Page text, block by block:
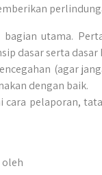
utama.
dasar serta dasar
(agar
dengan baik.
pelaporan,